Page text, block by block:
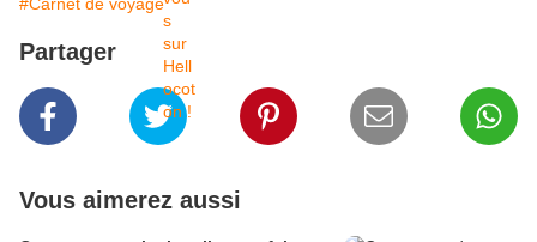
Partager
Vous aimerez aussi